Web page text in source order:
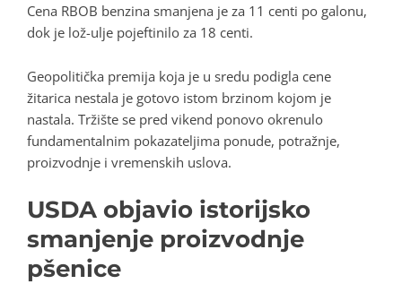
Cena RBOB benzina smanjena je za 11 centi po galonu,
dok je lož-ulje pojeftinilo za 18 centi.
Geopolitička premija koja je u sredu podigla cene
žitarica nestala je gotovo istom brzinom kojom je
nastala. Tržište se pred vikend ponovo okrenulo
fundamentalnim pokazateljima ponude, potražnje,
proizvodnje i vremenskih uslova.
USDA objavio istorijsko
smanjenje proizvodnje
pšenice